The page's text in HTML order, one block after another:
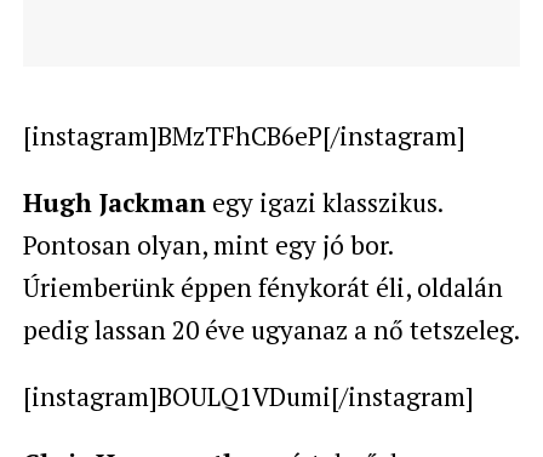
[instagram]BMzTFhCB6eP[/instagram]
Hugh Jackmanegy igazi klasszikus.
Pontosan olyan, mint egy jó bor.
Úriemberünk éppen fénykorát éli, oldalán
pedig lassan 20 éve ugyanaz a nő tetszeleg.
[instagram]BOULQ1VDumi[/instagram]